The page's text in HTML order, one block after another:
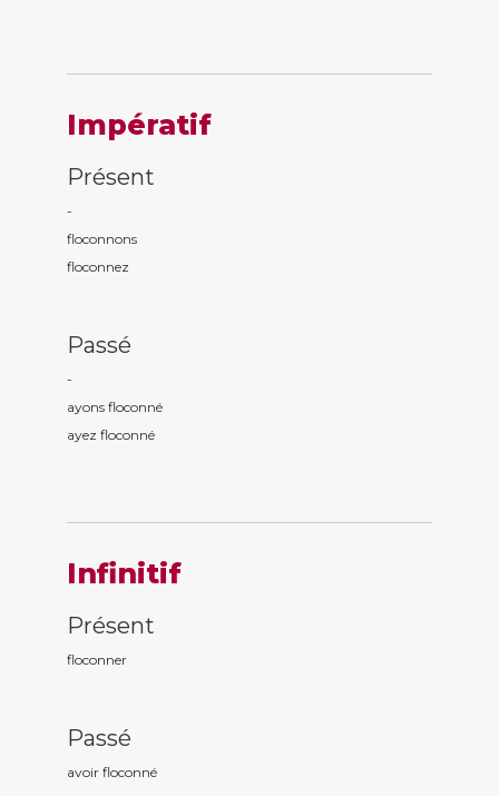
Impératif
Présent
-
floconnons
floconnez
Passé
-
ayons floconné
ayez floconné
Infinitif
Présent
floconner
Passé
avoir floconné